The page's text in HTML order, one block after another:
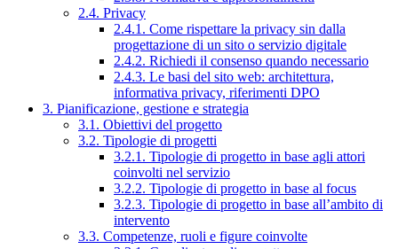
2.4. Privacy
2.4.1. Come rispettare la privacy sin dalla
progettazione di un sito o servizio digitale
2.4.2. Richiedi il consenso quando necessario
2.4.3. Le basi del sito web: architettura,
informativa privacy, riferimenti DPO
3. Pianificazione, gestione e strategia
3.1. Obiettivi del progetto
3.2. Tipologie di progetti
3.2.1. Tipologie di progetto in base agli attori
coinvolti nel servizio
3.2.2. Tipologie di progetto in base al focus
3.2.3. Tipologie di progetto in base all’ambito di
intervento
3.3. Competenze, ruoli e figure coinvolte